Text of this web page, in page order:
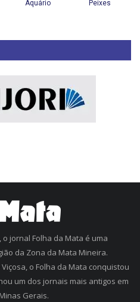
jornal Folha da Mata é uma
da Zona da Mata Mineira.
o Folha da Mata conquistou
um dos jornais mais antigos em
Gerais.